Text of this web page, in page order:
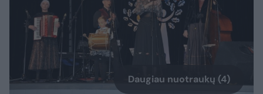
Daugiau nuotraukų (4)